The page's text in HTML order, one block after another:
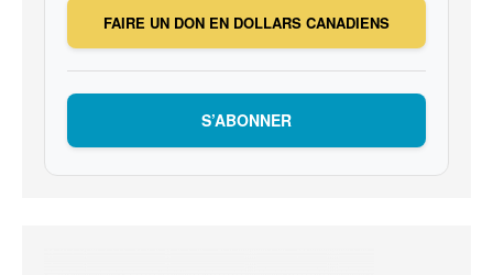
FAIRE UN DON EN DOLLARS CANADIENS
S’ABONNER